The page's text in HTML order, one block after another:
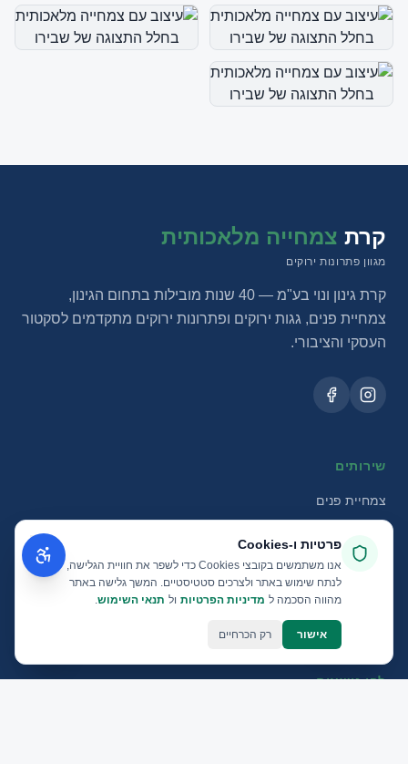
קרת צמחייה מלאכותית
מגוון פתרונות ירוקים
קרת גינון ונוי בע"מ — 40 שנות מובילות בתחום הגינון,
צמחיית פנים, גגות ירוקים ופתרונות ירוקים מתקדמים לסקטור
העסקי והציבורי.
שירותים
צמחיית פנים
פרויקטי בנייה
מחזור מים
צמחייה מלאכותית
לפי נושאים
פרטיות ו‑Cookies
אנו משתמשים בקובצי Cookies כדי לשפר את חוויית הגלישה,
לנתח שימוש באתר ולצרכים סטטיסטיים. המשך גלישה באתר
מהווה הסכמה ל מדיניות הפרטיות ול תנאי השימוש.
אישור רק הכרחיים